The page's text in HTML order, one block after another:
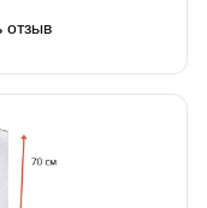
отзыв